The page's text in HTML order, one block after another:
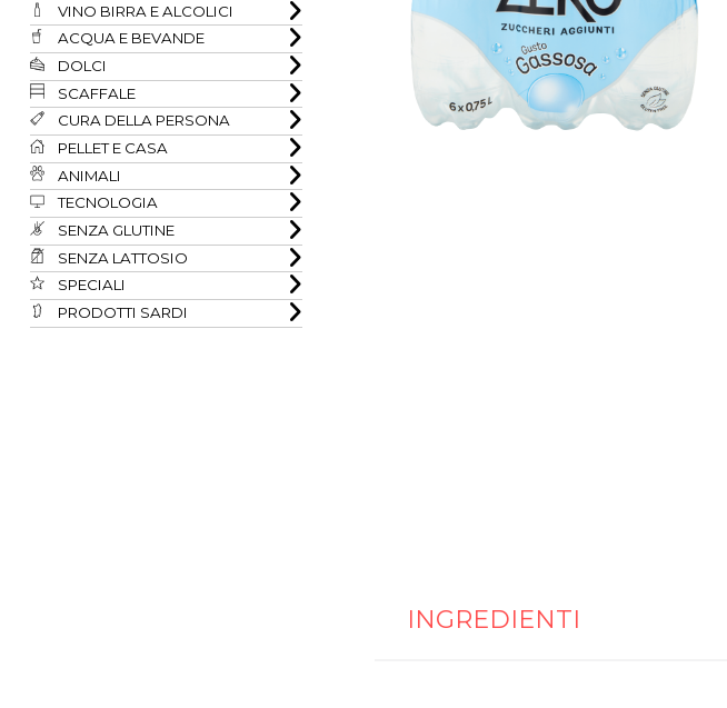
VINO BIRRA E ALCOLICI
ACQUA E BEVANDE
DOLCI
SCAFFALE
CURA DELLA PERSONA
PELLET E CASA
ANIMALI
TECNOLOGIA
SENZA GLUTINE
SENZA LATTOSIO
SPECIALI
PRODOTTI SARDI
INGREDIENTI